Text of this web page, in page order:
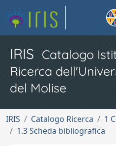
IRIS Catalogo
Ricerca
del Molise
IRIS Catalogo Ricerca
1
1.3 Scheda bibliografica